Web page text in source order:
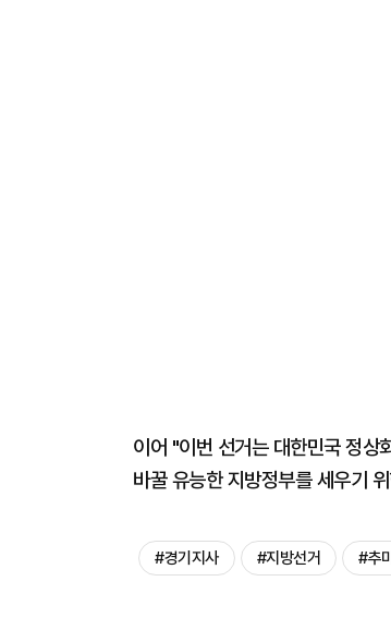
이어 "이번 선거는 대한민국 정상
바꿀 유능한 지방정부를 세우기
#경기지사 #지방선거 #추